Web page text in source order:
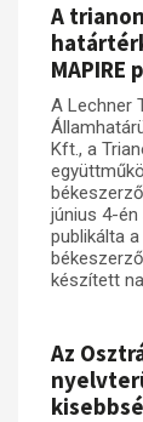
A
MAPIRE
A Lechner
Kft., a
június 4-
publikálta
készített
Az